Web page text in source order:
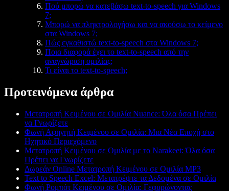
Πού μπορώ να κατεβάσω text-to-speech για Windows
7;
Μπορώ να πληκτρολογήσω και να ακούσω το κείμενο
στα Windows 7;
Πώς εγκαθιστώ text-to-speech στα Windows 7;
Ποια διαφορά έχει το text-to-speech από την
αναγνώριση ομιλίας;
Τι είναι το text-to-speech;
Προτεινόμενα άρθρα
Μετατροπή Κειμένου σε Ομιλία Nuance: Όλα όσα Πρέπει
να Γνωρίζετε
Φωνή Αφηγητή Κειμένου σε Ομιλία: Μια Νέα Εποχή στο
Ηχητικό Περιεχόμενο
Μετατροπή Κειμένου σε Ομιλία με το Narakeet: Όλα όσα
Πρέπει να Γνωρίζετε
Δωρεάν Online Μετατροπή Κειμένου σε Ομιλία MP3
Text to Speech Excel: Μετατρέψτε τα Δεδομένα σε Ομιλία
Φωνή Ρομπότ Κειμένου σε Ομιλία: Γεφυρώνοντας